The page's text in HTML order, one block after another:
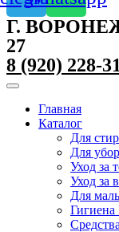
Г.
27
8 (920) 228-
Главная
Каталог
Для
Для
Уход за
Уход за
Для